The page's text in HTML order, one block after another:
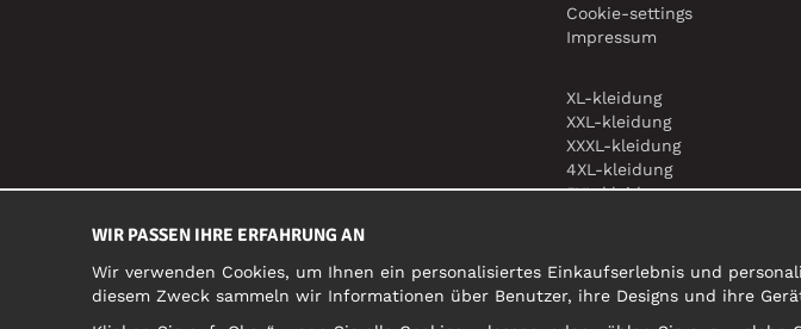
Cookie-settings
Impressum
XL-kleidung
XXL-kleidung
XXXL-kleidung
4XL-kleidung
5XL-kleidung
WIR PASSEN IHRE ERFAHRUNG AN
Wir verwenden Cookies, um Ihnen ein personalisiertes Einkaufserlebnis und
diesem Zweck sammeln wir Informationen über Benutzer, ihre Designs und ihre